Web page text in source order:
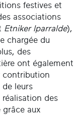
festives et
associations
Etniker Iparralde),
chargée du
des
ont également
contribution
leurs
des
grâce aux